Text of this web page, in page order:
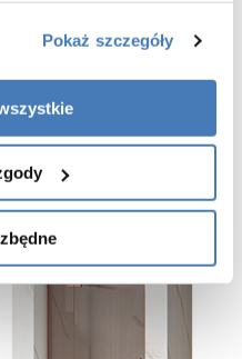
Pokaż szczegóły
o grubości 6–8 mm, które
Hugo?
cm, aż po modele
szczotkowana?
aranżacjami, marmurem, a także z